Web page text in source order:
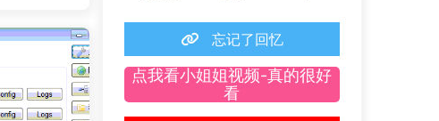
忘记了回忆
点我看小姐姐视频-真的很好
看